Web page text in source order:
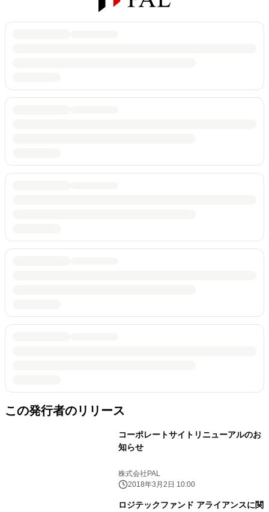
この発行者のリリース
コーポレートサイトリニューアルのお
知らせ
株式会社PAL
2018年3月2日 10:00
ロジテックファンド アライアンスに関